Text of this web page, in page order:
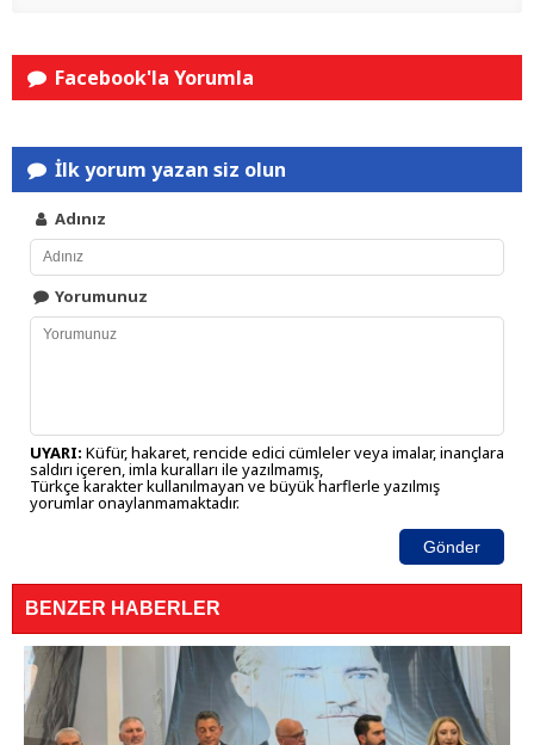
Facebook'la Yorumla
İlk yorum yazan siz olun
Adınız
Yorumunuz
UYARI: Küfür, hakaret, rencide edici cümleler veya imalar, inançlara
saldırı içeren, imla kuralları ile yazılmamış,
Türkçe karakter kullanılmayan ve büyük harflerle yazılmış
yorumlar onaylanmamaktadır.
Gönder
BENZER HABERLER